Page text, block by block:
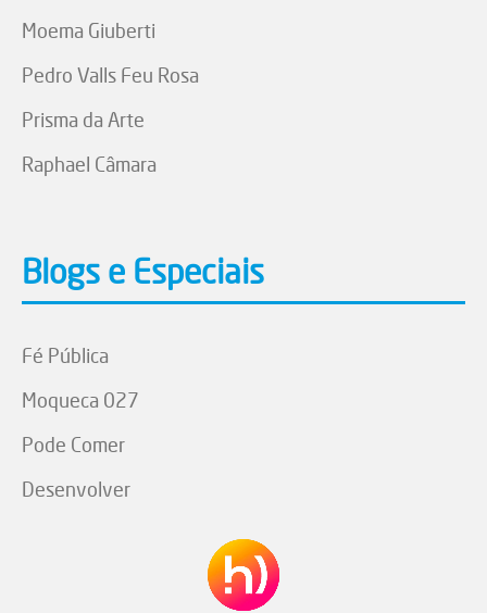
Moema Giuberti
Pedro Valls Feu Rosa
Prisma da Arte
Raphael Câmara
Blogs e Especiais
Fé Pública
Moqueca 027
Pode Comer
Desenvolver